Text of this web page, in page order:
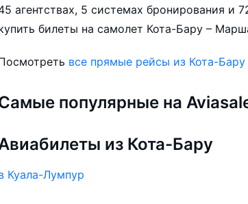
агентствах, 5 системах бронирования и
билеты на самолет Кота-Бару –
все прямые рейсы из Кота-Бару
популярные на
из Кота-Бару
Куала-Лумпур